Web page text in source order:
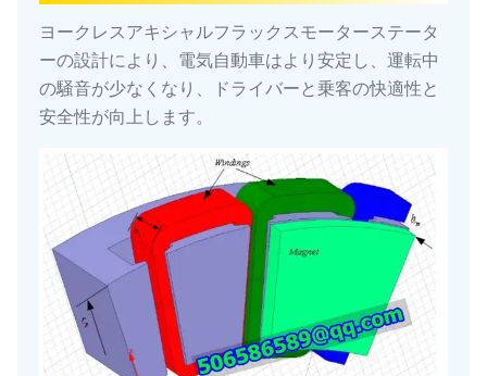
ヨークレスアキシャルフラックスモーターステータ
ーの設計により、電気自動車はより安定し、運転中
の騒音が少なくなり、ドライバーと乗客の快適性と
安全性が向上します。